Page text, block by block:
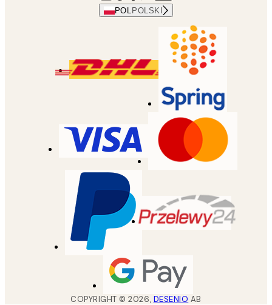
POL POLSKI
COPYRIGHT ©2026, DESENIO AB